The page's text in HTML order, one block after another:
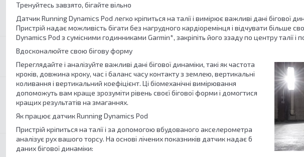
Тренуйтесь завзято, бігайте вільно
Датчик Running Dynamics Pod легко кріпиться на талії і вимірює важливі дані
Пристрій надає можливість бігати без нагрудного кардіоремінця і відчувати більше
Dynamics Pod з сумісними годинниками Garmin*, закріпіть його ззаду по центру талії і
Вдосконалюйте свою бігову форму
Переглядайте і аналізуйте важливі дані бігової динаміки, такі як частота
кроків, довжина кроку, час і баланс часу контакту з землею, вертикальні
коливання і вертикальний коефіцієнт. Ці біомеханічні вимірювання
допоможуть вам краще зрозуміти рівень своєї бігової форми і домогтися
кращих результатів на змаганнях.
Як працює датчик Running Dynamics Pod
Пристрій кріпиться на талії і за допомогою вбудованого акселерометра
аналізує рух вашого торсу. На основі лічених показників датчик надає 6
даних бігової динаміки: